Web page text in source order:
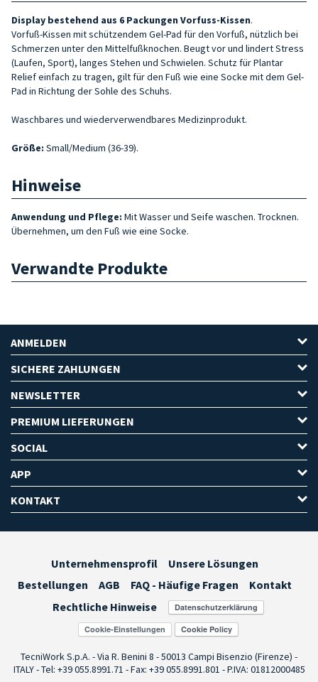
Display bestehend aus 6 Packungen Vorfuss-Kissen.
Vorfuß-Kissen mit schützendem Gel-Pad für den Vorfuß, nützlich bei
Schmerzen unter den Mittelfußknochen. Beugt vor und lindert Stress
(Laufen, Sport), langes Stehen und Schwielen. Schutz für Plantar
Relief einfach zu tragen, gilt für den Fuß wie eine Socke mit dem Gel-
Pad in Richtung der Sohle des Schuhs.
Waschbares und wiederverwendbares Medizinprodukt.
Größe: Small/Medium (36-39).
Hinweise
Anwendung und Pflege: Mit Wasser und Seife waschen. Trocknen.
Übernehmen, um den Fuß wie eine Socke.
Verwandte Produkte
ANMELDEN
SICHERE ZAHLUNGEN
NEWSLETTER
PREMIUM LIEFERUNGEN
SOCIAL
APP
KONTAKT
Unternehmensprofil
Unsere Lösungen
Bestellungen
AGB FAQ - Häufige Fragen
Kontakt
Rechtliche Hinweise
Cookie-Einstellungen
TecniWork S.p.A. - Via R. Benini 8 - 50013 Campi Bisenzio (Firenze) -
ITALY - Tel: +39 055.8991.71 - Fax: +39 055.8991.801 - P.IVA: 01812000485